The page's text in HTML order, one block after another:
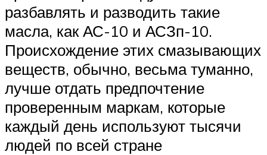
разбавлять и разводить такие
масла, как АС-10 и АСЗп-10.
Происхождение этих смазывающих
веществ, обычно, весьма туманно,
лучше отдать предпочтение
проверенным маркам, которые
каждый день используют тысячи
людей по всей стране